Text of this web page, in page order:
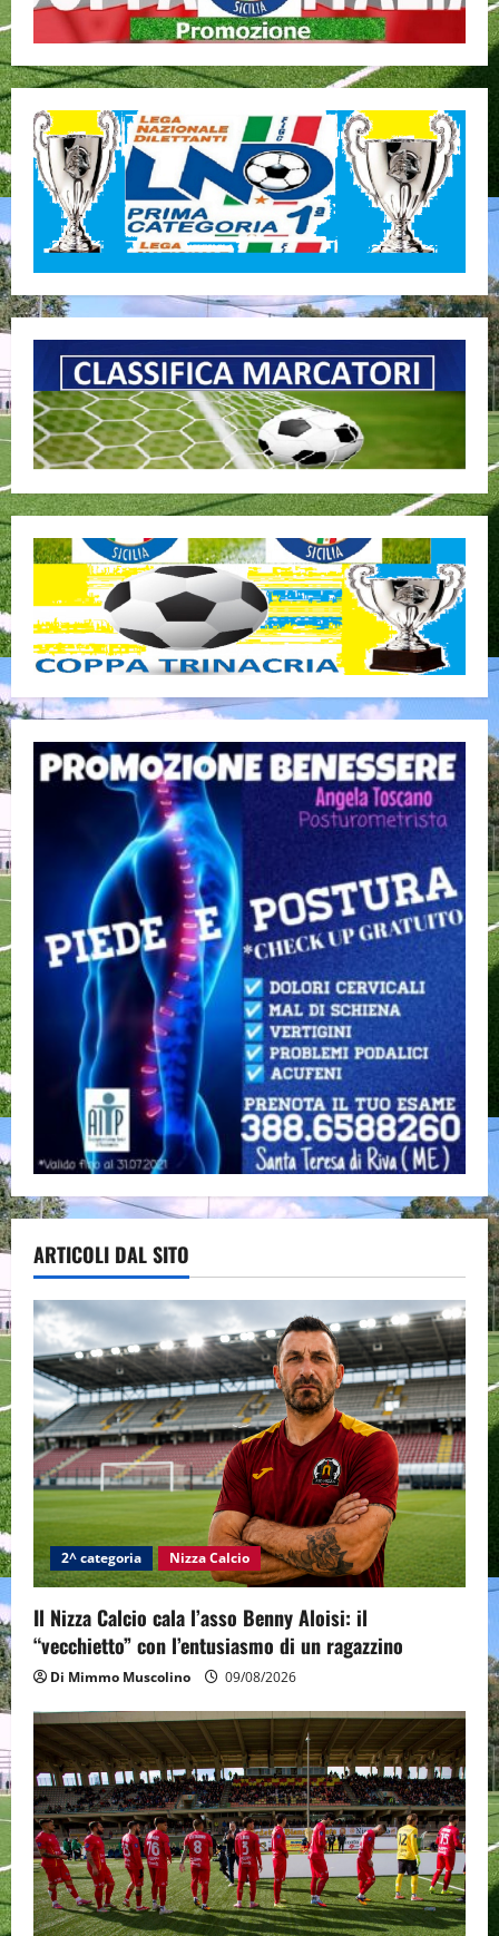
ARTICOLI DAL SITO
2^ categoria Nizza Calcio
Il Nizza Calcio cala l’asso Benny Aloisi: il
“vecchietto” con l’entusiasmo di un ragazzino
Di Mimmo Muscolino 09/08/2026